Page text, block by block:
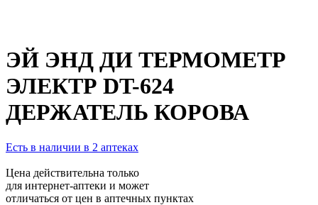
ЭЙ ЭНД ДИ ТЕРМОМЕТР
ЭЛЕКТР DT-624
ДЕРЖАТЕЛЬ КОРОВА
Есть в наличии в 2 аптеках
Цена действительна только
для интернет-аптеки и может
отличаться от цен в аптечных пунктах